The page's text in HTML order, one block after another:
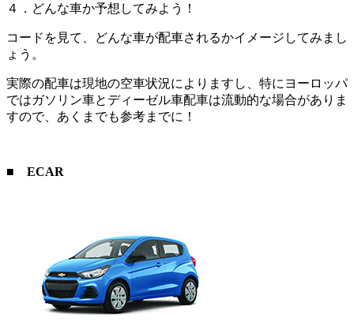
４．どんな車か予想してみよう！
コードを見て、どんな車が配車されるかイメージしてみまし
ょう。
実際の配車は現地の空車状況によりますし、特にヨーロッパ
ではガソリン車とディーゼル車配車は流動的な場合がありま
すので、あくまでも参考までに！
■ ECAR